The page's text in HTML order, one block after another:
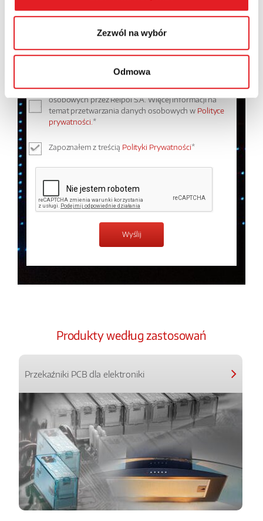
Zezwól na wybór
Odmowa
Wyrażam zgodę na przetwarzanie moich danych
osobowych przez Relpol S.A. Więcej informacji na
temat przetwarzania danych osobowych w Polityce
prywatności.*
Zapoznałem z treścią Polityki Prywatności*
Produkty według zastosowań
Przekaźniki PCB dla elektroniki